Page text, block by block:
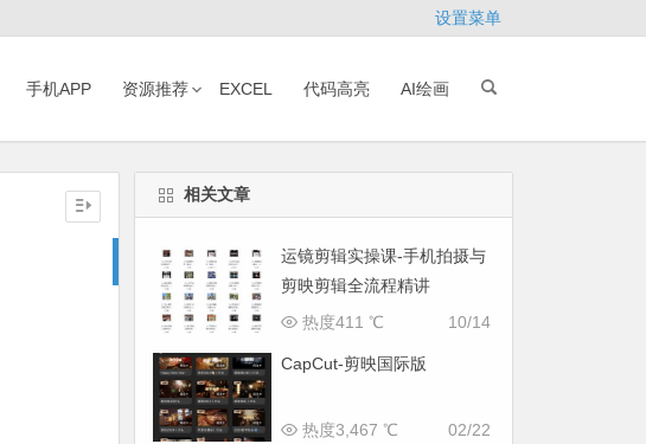
设置菜单
手机APP 资源推荐 EXCEL 代码高亮 AI绘画
相关文章
运镜剪辑实操课-手机拍摄与
剪映剪辑全流程精讲
10/14
热度411 ℃
CapCut-剪映国际版
02/22
热度3,467 ℃